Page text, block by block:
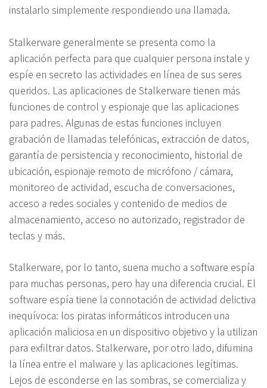
instalarlo simplemente respondiendo una llamada.
Stalkerware generalmente se presenta como la
aplicación perfecta para que cualquier persona instale y
espíe en secreto las actividades en línea de sus seres
queridos. Las aplicaciones de Stalkerware tienen más
funciones de control y espionaje que las aplicaciones
para padres. Algunas de estas funciones incluyen
grabación de llamadas telefónicas, extracción de datos,
garantía de persistencia y reconocimiento, historial de
ubicación, espionaje remoto de micrófono / cámara,
monitoreo de actividad, escucha de conversaciones,
acceso a redes sociales y contenido de medios de
almacenamiento, acceso no autorizado, registrador de
teclas y más.
Stalkerware, por lo tanto, suena mucho a software espía
para muchas personas, pero hay una diferencia crucial. El
software espía tiene la connotación de actividad delictiva
inequívoca: los piratas informáticos introducen una
aplicación maliciosa en un dispositivo objetivo y la utilizan
para exfiltrar datos. Stalkerware, por otro lado, difumina
la línea entre el malware y las aplicaciones legítimas.
Lejos de esconderse en las sombras, se comercializa y